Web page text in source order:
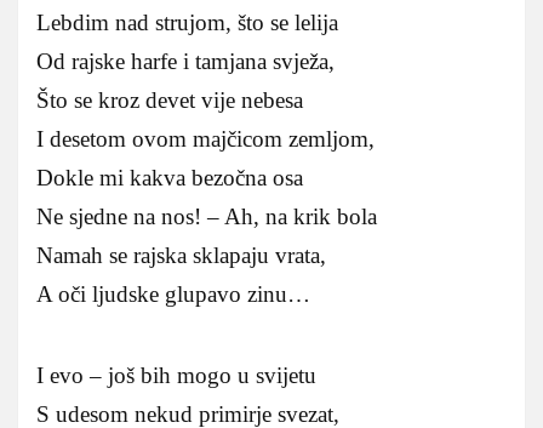
Lebdim nad strujom, što se lelija
Od rajske harfe i tamjana svježa,
Što se kroz devet vije nebesa
I desetom ovom majčicom zemljom,
Dokle mi kakva bezočna osa
Ne sjedne na nos! – Ah, na krik bola
Namah se rajska sklapaju vrata,
A oči ljudske glupavo zinu…
I evo – još bih mogo u svijetu
S udesom nekud primirje svezat,